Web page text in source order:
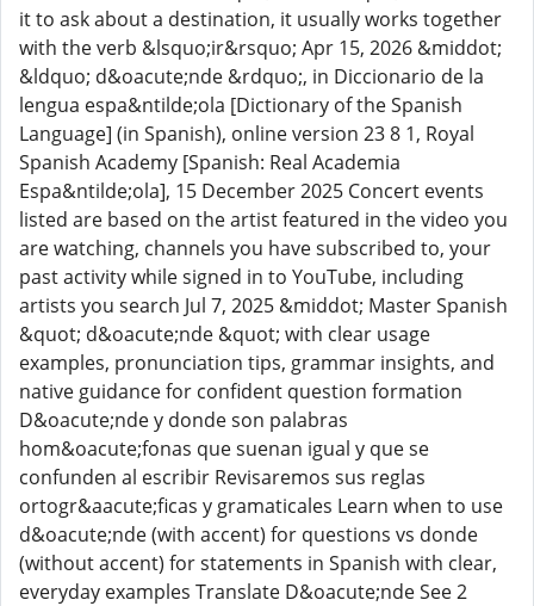
it to ask about a destination, it usually works together
with the verb &lsquo;ir&rsquo; Apr 15, 2026 &middot;
&ldquo; d&oacute;nde &rdquo;, in Diccionario de la
lengua espa&ntilde;ola [Dictionary of the Spanish
Language] (in Spanish), online version 23 8 1, Royal
Spanish Academy [Spanish: Real Academia
Espa&ntilde;ola], 15 December 2025 Concert events
listed are based on the artist featured in the video you
are watching, channels you have subscribed to, your
past activity while signed in to YouTube, including
artists you search Jul 7, 2025 &middot; Master Spanish
&quot; d&oacute;nde &quot; with clear usage
examples, pronunciation tips, grammar insights, and
native guidance for confident question formation
D&oacute;nde y donde son palabras
hom&oacute;fonas que suenan igual y que se
confunden al escribir Revisaremos sus reglas
ortogr&aacute;ficas y gramaticales Learn when to use
d&oacute;nde (with accent) for questions vs donde
(without accent) for statements in Spanish with clear,
everyday examples Translate D&oacute;nde See 2